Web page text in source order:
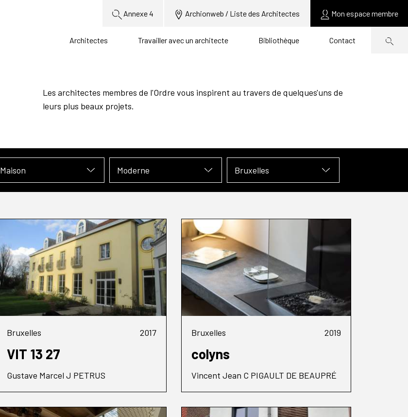
Annexe 4 Archionweb / Liste des Architectes Mon espace membre
Architectes Travailler avec un architecte Bibliothèque Contact
Les architectes membres de l'Ordre vous inspirent au travers de quelques'uns de
leurs plus beaux projets.
Maison Moderne Bruxelles
Bruxelles 2017
VIT 13 27
Gustave Marcel J PETRUS
Bruxelles 2019
colyns
Vincent Jean C PIGAULT DE BEAUPRÉ